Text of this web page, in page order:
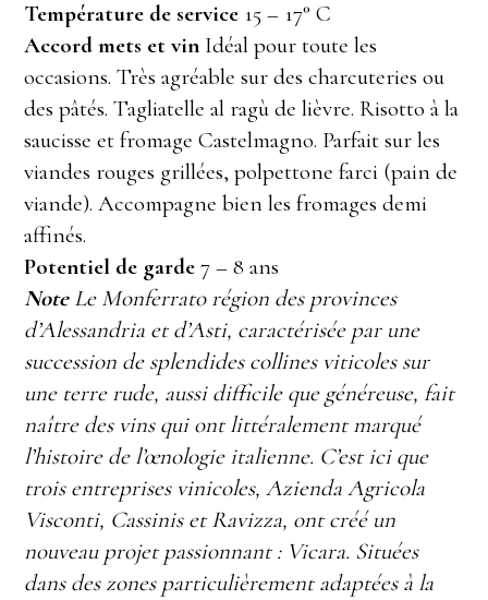
Température de service 15 – 17° C
Accord mets et vin Idéal pour toute les
occasions. Très agréable sur des charcuteries ou
des pâtés. Tagliatelle al ragù de lièvre. Risotto à la
saucisse et fromage Castelmagno. Parfait sur les
viandes rouges grillées, polpettone farci (pain de
viande). Accompagne bien les fromages demi
affinés.
Potentiel de garde 7 – 8 ans
NoteLe Monferrato région des provinces
d’Alessandria et d’Asti, caractérisée par une
succession de splendides collines viticoles sur
une terre rude, aussi difficile que généreuse, fait
naître des vins qui ont littéralement marqué
l’histoire de l’œnologie italienne. C’est ici que
trois entreprises vinicoles, Azienda Agricola
Visconti, Cassinis et Ravizza, ont créé un
nouveau projet passionnant : Vicara. Situées
dans des zones particulièrement adaptées à la